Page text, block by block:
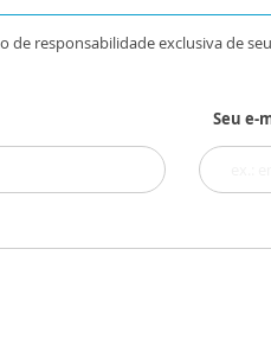
de responsabilidade exclusiva de
Seu e-